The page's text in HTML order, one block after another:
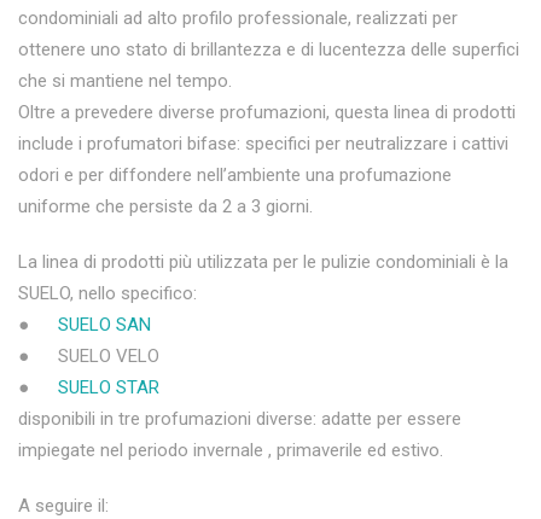
condominiali ad alto profilo professionale, realizzati per
ottenere uno stato di brillantezza e di lucentezza delle superfici
che si mantiene nel tempo.
Oltre a prevedere diverse profumazioni, questa linea di prodotti
include i profumatori bifase: specifici per neutralizzare i cattivi
odori e per diffondere nell’ambiente una profumazione
uniforme che persiste da 2 a 3 giorni.
La linea di prodotti più utilizzata per le pulizie condominiali è la
SUELO, nello specifico:
● SUELO SAN
● SUELO VELO
● SUELO STAR
disponibili in tre profumazioni diverse: adatte per essere
impiegate nel periodo invernale , primaverile ed estivo.
A seguire il: